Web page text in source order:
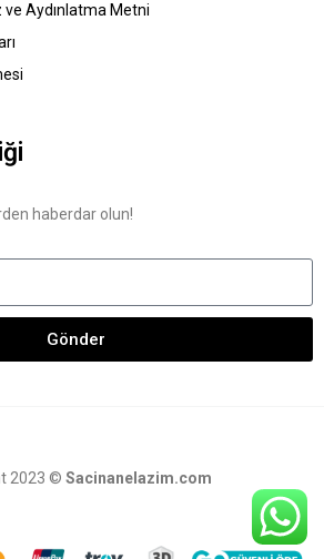
ve Aydınlatma Metni
haberdar olun!
Gönder
2023 © Sacinanelazim.com